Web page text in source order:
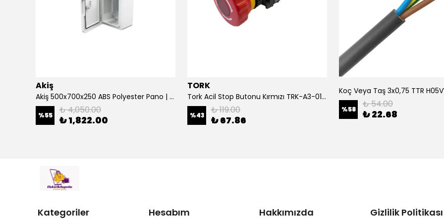
Akiş
Akiş 500x700x250 ABS Polyester Pano | Duvar Pano | Plastik Elektrik Panosu
%55 ₺ 4,050.00
₺ 1,822.00
TORK
Tork Acil Stop Butonu Kırmızı TRK-A3-01ZS Acil Durum Butonu | Kırmızı Mantar Tipi NC1
%43 ₺ 119.00
₺ 67.86
%58 ₺ 54.00
₺ 22.68
Kategoriler Hesabım Hakkımızda Gizlilik Politikası